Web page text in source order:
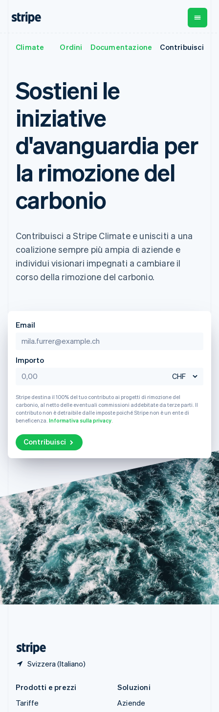
Pagamenti
online
Payments
Soluzione
merchant of
record
Payment links
Pagamenti
senza codice
Checkout
Interfacce di
pagamento
preconfigurate
Elements
Interfaccia
pagamento
Accesso a
Terminal
Pagamenti di
ottimizzata
Link
Pagamento
accelerato
Financial
Connections
Conti finanziari
Ricavi ricorrenti
Metronome
Addebito a
consumo
Subscriptions
Gestire gli
abbonamenti
Invoicing
Una tantum o
ricorrente
Tax
Automazioni per
imposte e IVA
Revenue
Recognition
Stripe Sigma
Report
Data Pipeline
Sincronizzazione
emissione di
stablecoin e
infrastruttura
delle carte
Servizi on-
ramp per
criptovalute
Acquisti di
Altro
Product roadmap
Scopri cosa ti aspetta
Radar
Costituzione di start-up
Climate
Rimozione del carbonio
Identity
Verifica online dell'identità
Stripe Sessions 2026
Scopri come Stripe sta costruendo l'infrastruttura
Per fase
Per casistica
Commercio agentico
Criptovalute
E-commerce
Strumenti finanziari
integrati
Automazione per
finanza
Aziende globali
Pagamenti in-app
Piattaforme
SaaS
tempo libero
Assicurazione
Pubblica
amministrazione
Commercio al dettaglio
Partner
Stripe App Marketplace
Documentazione
Documentazione di
riferimento dell'API
Stripe Apps
Guide
Accettare pagamenti
online
Implementare un
checkout predefinito
Creare una piattaforma
abbonamenti
Offrire addebiti in base
all'utilizzo
Emettere carte
garantite da stablecoin
Risorse
Fonti di apprendimento
Guide
Assistenza
Ottieni assistenza
Piani di assistenza
Servizi professionali
Roadmap del prodotto
Conferenza annuale
Sessions
Lavora con noi
Sala stampa
Stripe Press
Diventa nostro partner
Climate
Panoramica Ordini Documentazione Contribuisci
Sostieni le
iniziative
d'avanguardia per
la rimozione del
carbonio
Contribuisci a Stripe Climate e unisciti a una
coalizione sempre più ampia di aziende e
individui visionari impegnati a cambiare il
corso della rimozione del carbonio.
Email
Importo
Stripe destina il 100% del tuo contributo ai progetti di rimozione del
carbonio, al netto delle eventuali commissioni addebitate da terze parti. Il
contributo non è detraibile dalle imposte poiché Stripe non è un ente di
beneficenza. Informativa sulla privacy.
Contribuisci
Svizzera (Italiano)
Germania
Deutsch
日本語 English
India
Irlanda
English
Italiano English
Lettonia
English
Liechtenstein
Deutsch English
Lituania
English
Malaysia
English
Malta
English
Messico
English
NederlandsEnglish
English
Portogallo
English简体中文
Regno Unito
English
English
简体中文
Slovacchia
English
Slovenia
EnglishItaliano
Spagna
EspañolEnglish
Stati Uniti
EnglishEspañol简体中文
Svezia
SvenskaEnglish
Svizzera
DeutschFrançaisItalianoEnglish
Prodotti e prezzi
Tariffe
Soluzioni
Aziende